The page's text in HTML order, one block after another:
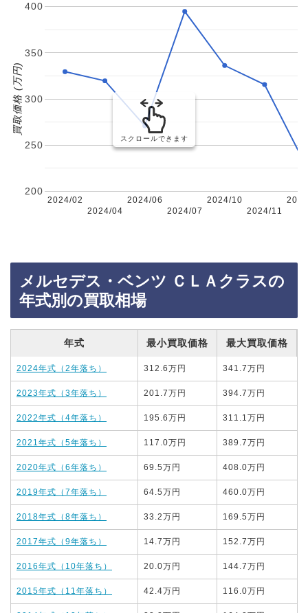
2024/02
2024/04
2024/06
2024/07
2024/10
2024/11
200
250
300
350
400
買取価格 (万円)
スクロールできます
メルセデス・ベンツ ＣＬＡクラスの
年式別の買取相場
年式 最小買取価格 最大買取価格
2024年式（2年落ち） 312.6万円 341.7万円
2023年式（3年落ち） 201.7万円 394.7万円
2022年式（4年落ち） 195.6万円 311.1万円
2021年式（5年落ち） 117.0万円 389.7万円
2020年式（6年落ち） 69.5万円 408.0万円
2019年式（7年落ち） 64.5万円 460.0万円
2018年式（8年落ち） 33.2万円 169.5万円
2017年式（9年落ち） 14.7万円 152.7万円
2016年式（10年落ち） 20.0万円 144.7万円
2015年式（11年落ち） 42.4万円 116.0万円